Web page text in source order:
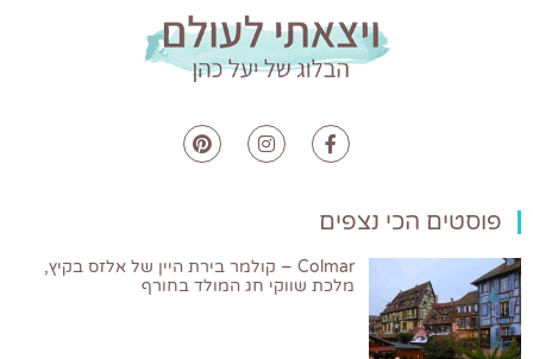
פוסטים הכי נצפים
Colmar – קולמר בירת היין של אלזס בקיץ,
מלכת שווקי חג המולד בחורף